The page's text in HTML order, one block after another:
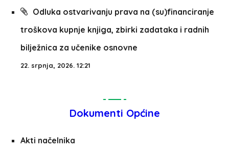
Odluka ostvarivanju prava na (su)financiranje
troškova kupnje knjiga, zbirki zadataka i radnih
bilježnica za učenike osnovne
22. srpnja, 2026. 12:21
Dokumenti Općine
Akti načelnika